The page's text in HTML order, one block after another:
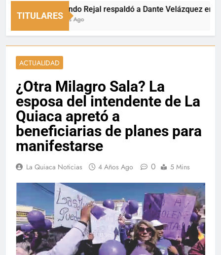
TITULARES
Fernando Rejal respaldó a Dante Velázquez en el
15 Horas Ago
ACTUALIDAD
¿Otra Milagro Sala? La
esposa del intendente de La
Quiaca apretó a
beneficiarias de planes para
manifestarse
La Quiaca Noticias 4 Años Ago 0 5 Mins